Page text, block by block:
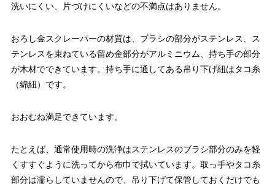
洗いにくい、片づけにくいなどの不満点はありません。
おろし金スクレーパーの材質は、ブラシの部分がステンレス、ス
テンレスを束ねている留め金部分がアルミニウム、持ち手の部分
が木材でできています。持ち手に通してある吊り下げ紐はタコ糸
（綿紐）です。
おおむね満足できています。
たとえば、通常使用時の洗浄はステンレスのブラシ部分のみを軽
くすすぐように洗ってから布巾で拭いています。取っ手やタコ糸
部分は濡らしていませんので、吊り下げて保管しておくだけでも